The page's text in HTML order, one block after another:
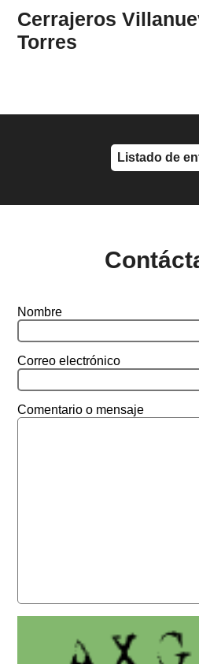
Cerrajeros
Torres
Listado de
Nombre
Correo electrónico
Comentario o mensaje